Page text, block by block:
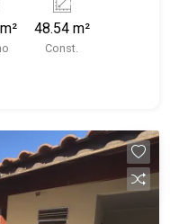
Imóveis,
locação. - Sinta-
afinal Somos e
Paulista; - para
é Ribeirão
João Fiusa;
48.54 m²
Const.